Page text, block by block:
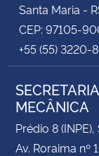
Santa Maria -
CEP: 97105-
+55 (55) 3220-
MECÂNICA
Prédio 8
Av. Roraima nº